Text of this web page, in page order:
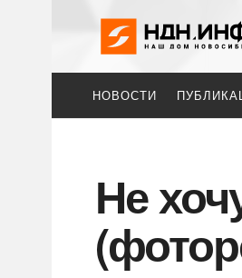
НОВОСТИ
Не